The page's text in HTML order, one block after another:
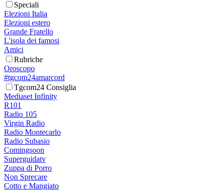
Speciali
Elezioni Italia
Elezioni estero
Grande Fratello
L'isola dei famosi
Amici
Rubriche
Oroscopo
#tgcom24amarcord
Tgcom24 Consiglia
Mediaset Infinity
R101
Radio 105
Virgin Radio
Radio Montecarlo
Radio Subasio
Comingsoon
Superguidatv
Zuppa di Porro
Non Sprecare
Cotto e Mangiato